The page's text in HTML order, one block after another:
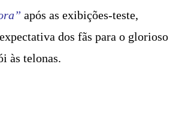
após as exibições-teste,
dos fãs para o glorioso
às telonas.